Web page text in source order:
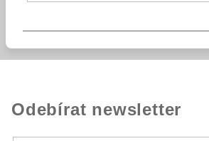
Odebírat newsletter